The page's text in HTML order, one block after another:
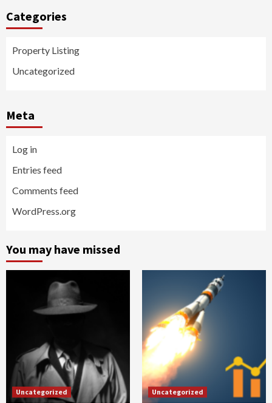
Categories
Property Listing
Uncategorized
Meta
Log in
Entries feed
Comments feed
WordPress.org
You may have missed
Uncategorized Uncategorized